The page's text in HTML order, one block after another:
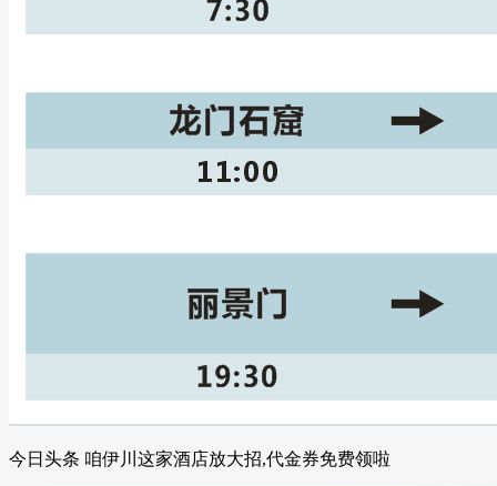
今日头条 咱伊川这家酒店放大招,代金券免费领啦